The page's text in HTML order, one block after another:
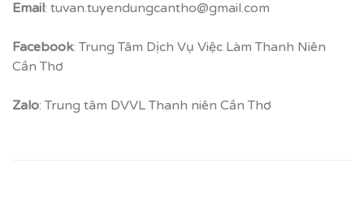
Email: tuvan.tuyendungcantho@gmail.com
Facebook: Trung Tâm Dịch Vụ Việc Làm Thanh Niên
Cần Thơ
Zalo: Trung tâm DVVL Thanh niên Cần Thơ